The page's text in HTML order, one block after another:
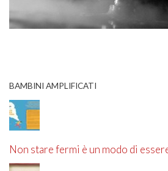
BAMBINI AMPLIFICATI
Non stare fermi è un modo di